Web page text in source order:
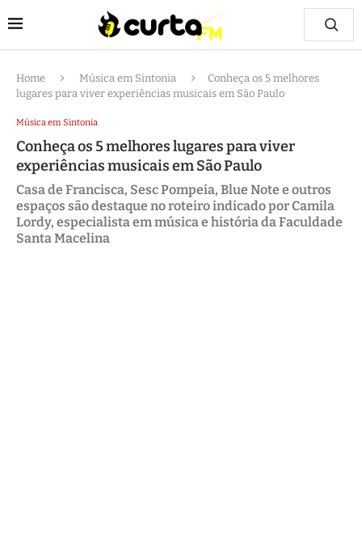
Home Música em Sintonia
Conheça os 5 melhores
lugares para viver experiências musicais em São Paulo
Música em Sintonia
Conheça os 5 melhores lugares para viver
experiências musicais em São Paulo
Casa de Francisca, Sesc Pompeia, Blue Note e outros
espaços são destaque no roteiro indicado por Camila
Lordy, especialista em música e história da Faculdade
Santa Macelina